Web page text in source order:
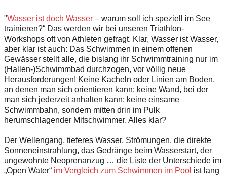
"Wasser ist doch Wasser – warum soll ich speziell im See
trainieren?“ Das werden wir bei unseren Triathlon-
Workshops oft von Athleten gefragt. Klar, Wasser ist Wasser,
aber klar ist auch: Das Schwimmen in einem offenen
Gewässer stellt alle, die bislang ihr Schwimmtraining nur im
(Hallen-)Schwimmbad durchzogen, vor völlig neue
Herausforderungen! Keine Kacheln oder Linien am Boden,
an denen man sich orientieren kann; keine Wand, bei der
man sich jederzeit anhalten kann; keine einsame
Schwimmbahn, sondern mitten drin im Pulk
herumschlagender Mitschwimmer. Alles klar?
Der Wellengang, tieferes Wasser, Strömungen, die direkte
Sonneneinstrahlung, das Gedränge beim Wasserstart, der
ungewohnte Neoprenanzug … die Liste der Unterschiede im
„Open Water“ im Vergleich zum Schwimmen im Pool ist lang